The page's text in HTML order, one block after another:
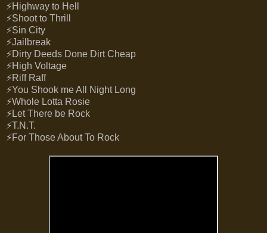
⚡Highway to Hell
⚡Shoot to Thrill
⚡Sin City
⚡Jailbreak
⚡Dirty Deeds Done Dirt Cheap
⚡High Voltage
⚡Riff Raff
⚡You Shook me All Night Long
⚡Whole Lotta Rosie
⚡Let There be Rock
⚡T.N.T.
⚡For Those About To Rock